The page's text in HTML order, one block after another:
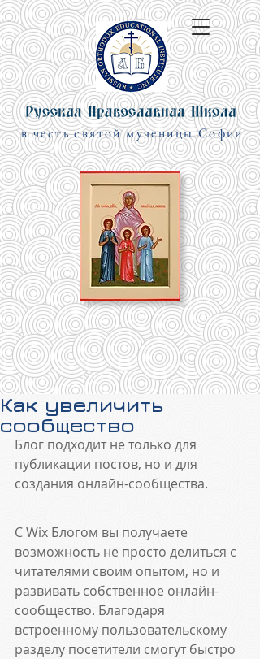
в честь cвятой мученицы Софии
Как увеличить
сообщество
Блог подходит не только для
публикации постов, но и для
создания онлайн-сообщества.
С Wix Блогом вы получаете
возможность не просто делиться с
читателями своим опытом, но и
развивать собственное онлайн-
сообщество. Благодаря
встроенному пользовательскому
разделу посетители смогут быстро